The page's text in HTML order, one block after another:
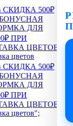
СКИДКА 500₽
ДЛЯ
ПРИ
ЦВЕТОВ
СКИДКА 500₽
ДЛЯ
ПРИ
ЦВЕТОВ
";